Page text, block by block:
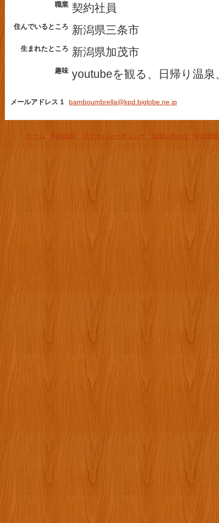
職業 契約社員
住んでいるところ 新潟県三条市
生まれたところ 新潟県加茂市
趣味 youtubeを観る、日帰り温
メールアドレス 1 bamboumbrella@kpd.biglobe.ne.jp
ホーム - 利用規約 - プライバシーポリシー - お問い合わせ- 特定商